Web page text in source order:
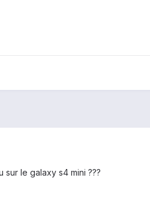
le galaxy s4 mini ???